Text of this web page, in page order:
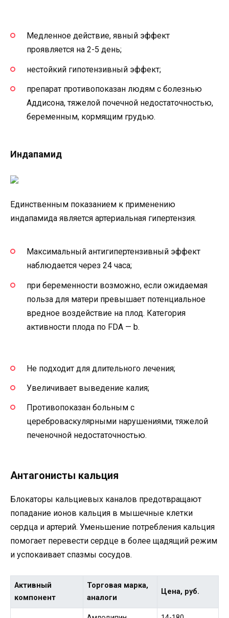
Медленное действие, явный эффект
проявляется на 2-5 день;
нестойкий гипотензивный эффект;
препарат противопоказан людям с болезнью
Аддисона, тяжелой почечной недостаточностью,
беременным, кормящим грудью.
Индапамид
Единственным показанием к применению
индапамида является артериальная гипертензия.
Максимальный антигипертензивный эффект
наблюдается через 24 часа;
при беременности возможно, если ожидаемая
польза для матери превышает потенциальное
вредное воздействие на плод. Категория
активности плода по FDA — b.
Не подходит для длительного лечения;
Увеличивает выведение калия;
Противопоказан больным с
цереброваскулярными нарушениями, тяжелой
печеночной недостаточностью.
Антагонисты кальция
Блокаторы кальциевых каналов предотвращают
попадание ионов кальция в мышечные клетки
сердца и артерий. Уменьшение потребления кальция
помогает перевести сердце в более щадящий режим
и успокаивает спазмы сосудов.
Активный
компонент
Торговая марка,
аналоги
Цена, руб.